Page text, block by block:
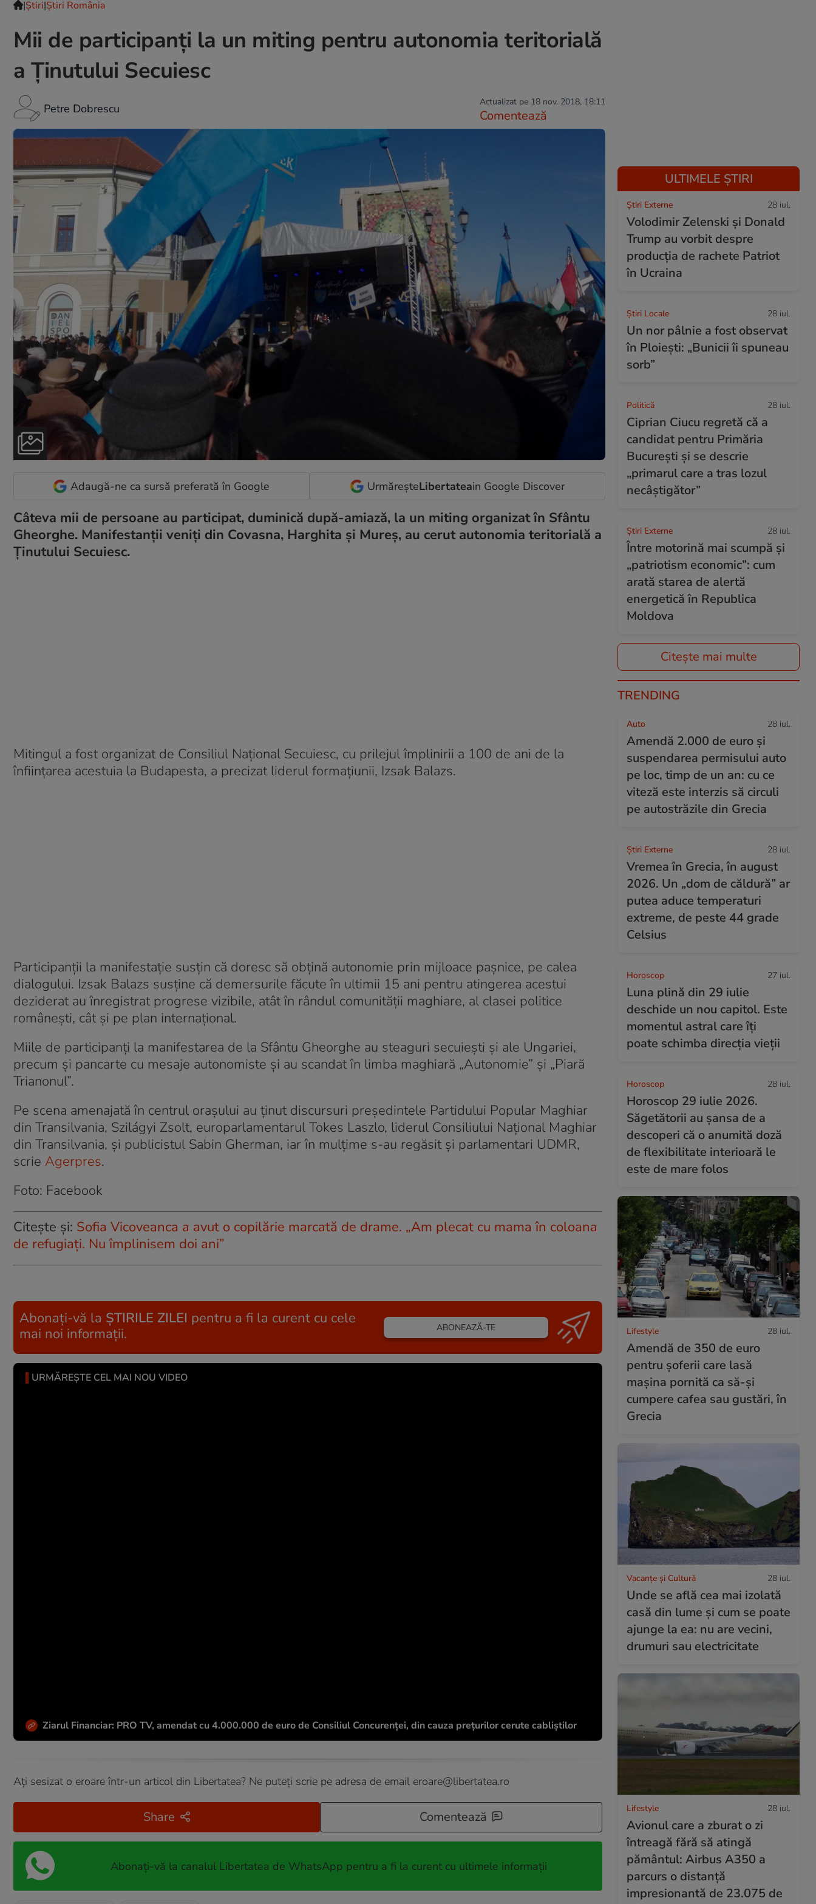
|Ştiri|Știri România
Mii de participanți la un miting pentru autonomia teritorială
a Ținutului Secuiesc
Petre Dobrescu Actualizat pe 18 nov. 2018, 18:11
Comentează
Adaugă-ne ca sursă preferată în Google UrmăreșteLibertateain Google Discover
Câteva mii de persoane au participat, duminică după-amiază, la un miting organizat în Sfântu
Gheorghe. Manifestanții veniți din Covasna, Harghita și Mureș, au cerut autonomia teritorială a
Ţinutului Secuiesc.
Mitingul a fost organizat de Consiliul Naţional Secuiesc, cu prilejul împlinirii a 100 de ani de la
înfiinţarea acestuia la Budapesta, a precizat liderul formaţiunii, Izsak Balazs.
Participanții la manifestație susțin că doresc să obţină autonomie prin mijloace paşnice, pe calea
dialogului. Izsak Balazs susține că demersurile făcute în ultimii 15 ani pentru atingerea acestui
deziderat au înregistrat progrese vizibile, atât în rândul comunităţii maghiare, al clasei politice
româneşti, cât şi pe plan internaţional.
Miile de participanți la manifestarea de la Sfântu Gheorghe au steaguri secuieşti şi ale Ungariei,
precum şi pancarte cu mesaje autonomiste şi au scandat în limba maghiară „Autonomie” şi „Piară
Trianonul”.
Pe scena amenajată în centrul orașului au ținut discursuri preşedintele Partidului Popular Maghiar
din Transilvania, Szilágyi Zsolt, europarlamentarul Tokes Laszlo, liderul Consiliului Naţional Maghiar
din Transilvania, şi publicistul Sabin Gherman, iar în mulţime s-au regăsit şi parlamentari UDMR,
scrie Agerpres.
Foto: Facebook
Citește și: Sofia Vicoveanca a avut o copilărie marcată de drame. „Am plecat cu mama în coloana
de refugiați. Nu împlinisem doi ani”
Abonați-vă la ȘTIRILE ZILEI pentru a fi la curent cu cele
mai noi informații.
ABONEAZĂ-TE
URMĂREȘTE CEL MAI NOU VIDEO
Ziarul Financiar: PRO TV, amendat cu 4.000.000 de euro de Consiliul Concurenței, din cauza prețurilor cerute cabliștilor
Ați sesizat o eroare într-un articol din Libertatea? Ne puteți scrie pe adresa de email eroare@libertatea.ro
Share Comentează
Abonați-vă la canalul Libertatea de WhatsApp pentru a fi la curent cu ultimele informații
ULTIMELE ȘTIRI
Știri Externe 28 iul.
Volodimir Zelenski și Donald
Trump au vorbit despre
producția de rachete Patriot
în Ucraina
Știri Locale 28 iul.
Un nor pâlnie a fost observat
în Ploiești: „Bunicii îi spuneau
sorb”
Politică 28 iul.
Ciprian Ciucu regretă că a
candidat pentru Primăria
București și se descrie
„primarul care a tras lozul
necâștigător”
Știri Externe 28 iul.
Între motorină mai scumpă și
„patriotism economic”: cum
arată starea de alertă
energetică în Republica
Moldova
Citește mai multe
TRENDING
Auto 28 iul.
Amendă 2.000 de euro și
suspendarea permisului auto
pe loc, timp de un an: cu ce
viteză este interzis să circuli
pe autostrăzile din Grecia
Știri Externe 28 iul.
Vremea în Grecia, în august
2026. Un „dom de căldură” ar
putea aduce temperaturi
extreme, de peste 44 grade
Celsius
Horoscop 27 iul.
Luna plină din 29 iulie
deschide un nou capitol. Este
momentul astral care îți
poate schimba direcția vieții
Horoscop 28 iul.
Horoscop 29 iulie 2026.
Săgetătorii au șansa de a
descoperi că o anumită doză
de flexibilitate interioară le
este de mare folos
Lifestyle 28 iul.
Amendă de 350 de euro
pentru șoferii care lasă
mașina pornită ca să-și
cumpere cafea sau gustări, în
Grecia
Vacanțe și Cultură 28 iul.
Unde se află cea mai izolată
casă din lume și cum se poate
ajunge la ea: nu are vecini,
drumuri sau electricitate
Lifestyle 28 iul.
Avionul care a zburat o zi
întreagă fără să atingă
pământul: Airbus A350 a
parcurs o distanță
impresionantă de 23.075 de